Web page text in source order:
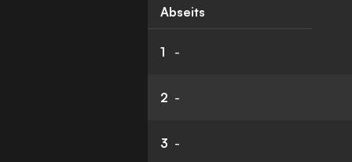
Abseits
1 -
2 -
3 -